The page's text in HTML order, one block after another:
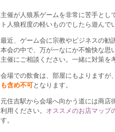
主催が人狼系ゲームを非常に苦手とし
ト人狼程度の軽いものでしたら遊んで
最近、ゲーム会に宗教やビジネスの勧
本会の中で、万が一なにか不愉快な思
主催にご相談ください。一緒に対策を
会場での飲食は、部屋にもよりますが
も含め不可となります。
元住吉駅から会場へ向かう道には商
利用ください。 オススメのお店マップ
す。